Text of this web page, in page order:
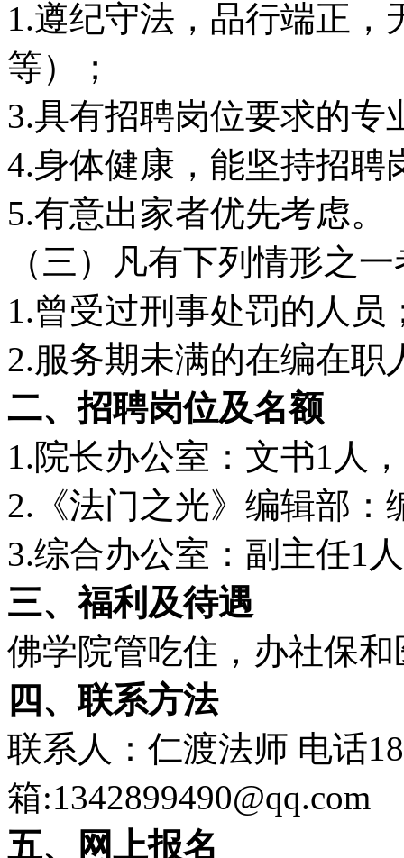
1.遵纪守法，品行端正
等）；
3.具有招聘岗位要求的专
4.身体健康，能坚持招聘
5.有意出家者优先考虑。
（三）凡有下列情形之
1.曾受过刑事处罚的人员
2.服务期未满的在编在职
二、招聘岗位及名额
1.院长办公室：文书1人，
2.《法门之光》编辑部：
3.综合办公室：副主任1
三、福利及待遇
佛学院管吃住，办社保
四、联系方法
联系人：仁渡法师 电话
箱:1342899490@qq.com
五、网上报名